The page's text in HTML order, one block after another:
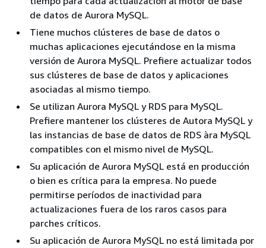
de datos de Aurora MySQL.
Tiene muchos clústeres de base de datos o
muchas aplicaciones ejecutándose en la misma
versión de Aurora MySQL. Prefiere actualizar todos
sus clústeres de base de datos y aplicaciones
asociadas al mismo tiempo.
Se utilizan Aurora MySQL y RDS para MySQL.
Prefiere mantener los clústeres de Autora MySQL y
las instancias de base de datos de RDS àra MySQL
compatibles con el mismo nivel de MySQL.
Su aplicación de Aurora MySQL está en producción
o bien es crítica para la empresa. No puede
permitirse períodos de inactividad para
actualizaciones fuera de los raros casos para
parches críticos.
Su aplicación de Aurora MySQL no está limitada por